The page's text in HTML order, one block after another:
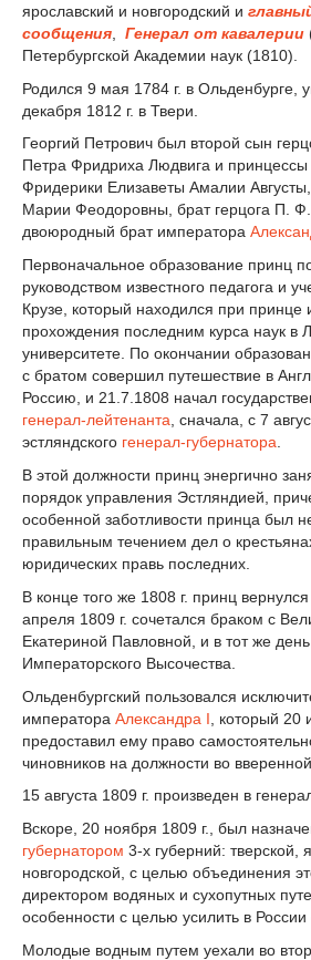
ярославский и новгородский и
сообщения
Генерал от кавалерии
Петербургской Академии наук (1810).
Родился 9 мая 1784 г. в Ольденбурге,
декабря 1812 г. в Твери.
Георгий Петрович был второй сын
Петра Фридриха Людвига и принцессы
Фридерики Елизаветы Амалии
Марии Феодоровны, брат герцога П. Ф.
двоюродный брат императора
Первоначальное образование принц
руководством известного педагога и
Крузе, который находился при принце
прохождения последним курса наук в
университете. По окончании
с братом совершил путешествие в
Россию, и 21.7.1808 начал
генерал-лейтенанта , сначала, с 7
эстляндского генерал-губернатора
В этой должности принц энергично
порядок управления Эстляндией,
особенной заботливости принца был
правильным течением дел о
юридических правь последних.
В конце того же 1808 г. принц
апреля 1809 г. сочетался браком с
Екатериной Павловной, и в тот же день
Императорского Высочества.
Ольденбургский пользовался
императора Александра I , который
предоставил ему право
чиновников на должности во
15 августа 1809 г. произведен в
Вскоре, 20 ноября 1809 г., был
губернатором 3-х губерний: тверской,
новгородской, с целью объединения
директором водяных и сухопутных
особенности с целью усилить в России
Молодые водным путем уехали во